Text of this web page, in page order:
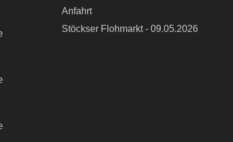
Anfahrt
Stöckser Flohmarkt - 09.05.2026